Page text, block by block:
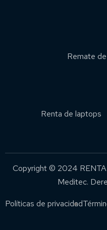
Remate
Renta de laptops
Copyright © 2024 RENTA
Meditec.
Políticas de privacidad